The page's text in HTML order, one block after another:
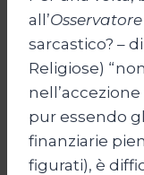
all’
sarcastico? –
Religiose)
pur essendo
finanziarie
figurati), è